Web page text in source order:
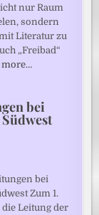
nur Raum
sondern
Literatur zu
„Freibad“
more…
bei
bei
Zum 1.
Leitung der